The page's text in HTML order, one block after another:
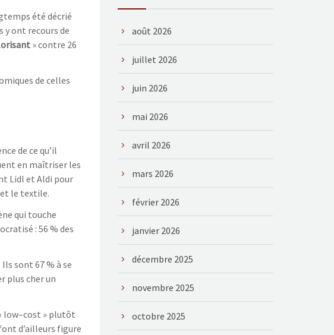
été décrié
y ont recours de
»contre 26
decelles
de ce qu’il
en maîtriser les
Lidl et Aldi pour
le textile.
qui touche
: 56 % des
Ils sont 67% à se
plus cher un
low–cost » plutôt
d’ailleurs figure
août 2026
juillet 2026
juin 2026
mai 2026
avril 2026
mars 2026
février 2026
janvier 2026
décembre 2025
novembre 2025
octobre 2025